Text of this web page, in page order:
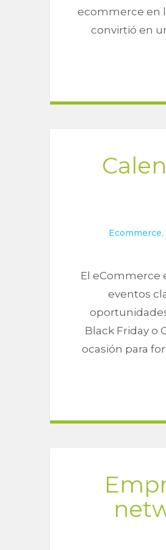
ecommerce en
convirtió en
Ecommerce,
El eCommerce
eventos
Black Friday o
ocasión para